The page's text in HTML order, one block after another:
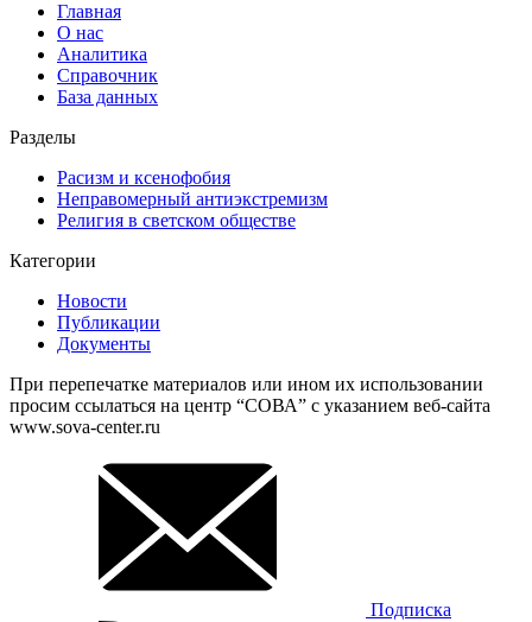
Главная
О нас
Аналитика
Справочник
База данных
Разделы
Расизм и ксенофобия
Неправомерный антиэкстремизм
Религия в светском обществе
Категории
Новости
Публикации
Документы
При перепечатке материалов или ином их использовании
просим ссылаться на центр “СОВА” с указанием веб-сайта
www.sova-center.ru
Подписка